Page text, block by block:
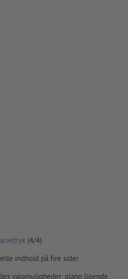
på hovedet på det færdige
formats kant
ikke
blive trykt
(4/4)
indhold på fire sider
valgmuligheder: plano ligende